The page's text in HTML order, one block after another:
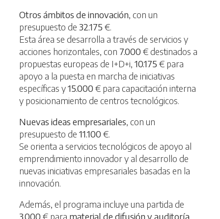
Otros ámbitos de innovación, con un
presupuesto de 32.175 €.
Esta área se desarrolla a través de servicios y
acciones horizontales, con 7.000€ destinados a
propuestas europeas de I+D+i, 10.175 € para
apoyo a la puesta en marcha de iniciativas
específicas y15.000€ para capacitación interna
y posicionamiento de centros tecnológicos.
Nuevas ideas empresariales, con un
presupuesto de 11.100€.
Se orienta a servicios tecnológicos de apoyo al
emprendimiento innovador y al desarrollo de
nuevas iniciativas empresariales basadas en la
innovación.
Además, el programa incluye una partida de
3.000€ para material de difusión y auditoría.